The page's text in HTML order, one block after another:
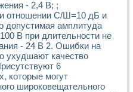
- 2,4 В; ;
отношении С/Ш=10 дБ и
допустимая амплитуда
В при длительности не
- 24 В 2. Ошибки на
ухудшают качество
6
которые могут
широковещательного